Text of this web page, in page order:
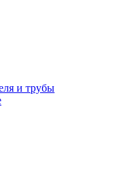
и трубы